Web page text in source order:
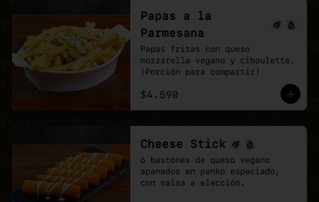
Papas a la
Parmesana
Papas fritas con queso
mozzarella vegano y ciboulette.
(Porción para compartir)
$4.590
Cheese Stick
6 bastones de queso vegano
apanados en panko especiado,
con salsa a elección.